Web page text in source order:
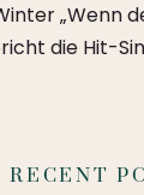
„Wenn
die Hit-
RECENT